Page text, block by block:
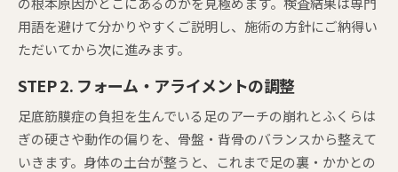
用語を避けて分かりやすくご説明し、施術の方針にご納得い
ただいてから次に進みます。
STEP 2. フォーム・アライメントの調整
足底筋膜症の負担を生んでいる足のアーチの崩れとふくらは
ぎの硬さや動作の偏りを、骨盤・背骨のバランスから整えて
いきます。身体の土台が整うと、これまで足の裏・かかとの